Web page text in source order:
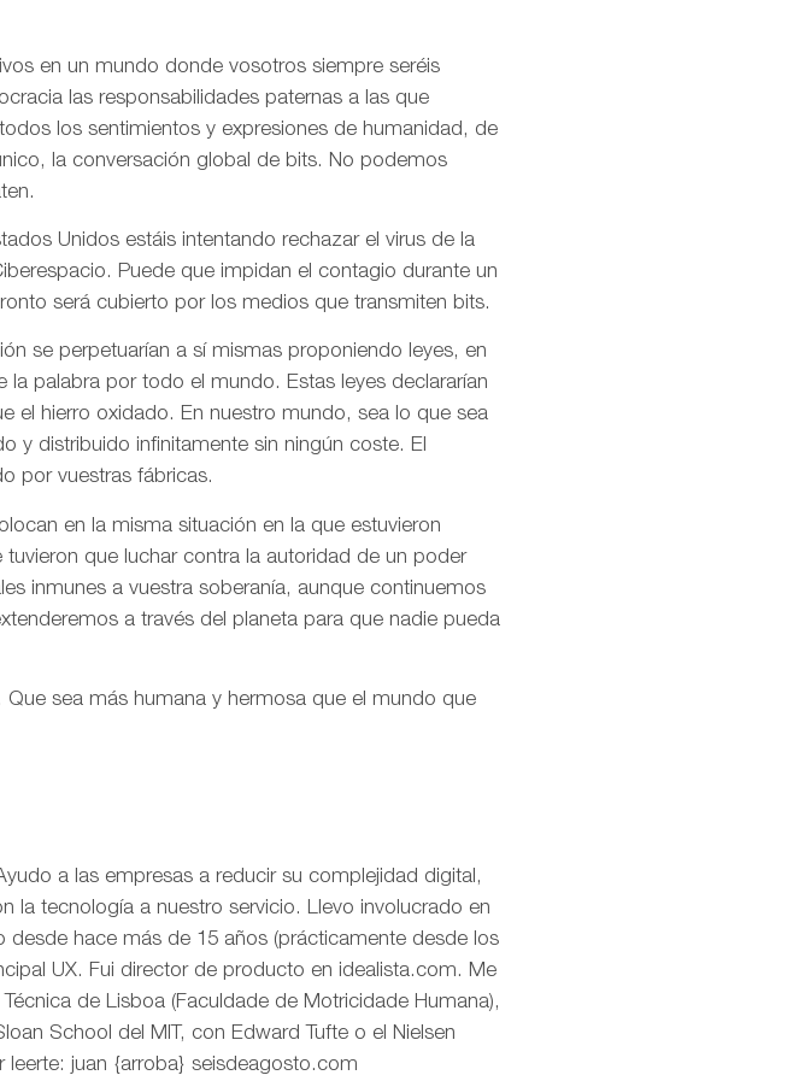
en un mundo donde vosotros siempre seréis
las responsabilidades paternas a las que
los sentimientos y expresiones de humanidad, de
la conversación global de bits. No podemos
Unidos estáis intentando rechazar el virus de la
Puede que impidan el contagio durante un
será cubierto por los medios que transmiten bits.
se perpetuarían a sí mismas proponiendo leyes, en
palabra por todo el mundo. Estas leyes declararían
el hierro oxidado. En nuestro mundo, sea lo que sea
y distribuido infinitamente sin ningún coste. El
por vuestras fábricas.
en la misma situación en la que estuvieron
que luchar contra la autoridad de un poder
inmunes a vuestra soberanía, aunque continuemos
a través del planeta para que nadie pueda
sea más humana y hermosa que el mundo que
a las empresas a reducir su complejidad digital,
la tecnología a nuestro servicio. Llevo involucrado en
desde hace más de 15 años (prácticamente desde los
UX. Fui director de producto en idealista.com. Me
de Lisboa (Faculdade de Motricidade Humana),
School del MIT, con Edward Tufte o el Nielsen
leerte: juan {arroba} seisdeagosto.com